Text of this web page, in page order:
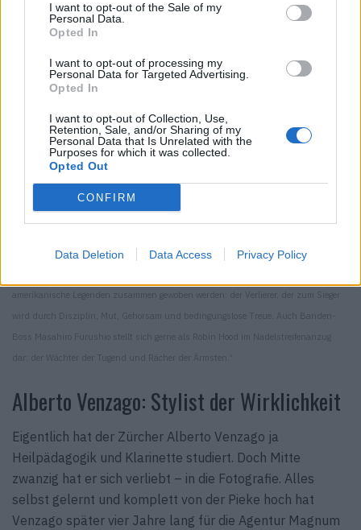
I want to opt-out of the Sale of my
Personal Data.
Opted In
I want to opt-out of processing my
Personal Data for Targeted Advertising.
Opted In
I want to opt-out of Collection, Use,
Retention, Sale, and/or Sharing of my
Personal Data that Is Unrelated with the
Purposes for which it was collected.
Opted Out
CONFIRM
Data Deletion Data Access Privacy Policy
amerikanische Legenden zusammen gewoben werden: der Verlierer, der zum Sieger
wird durch Disziplin, Mut, Gehorsam und bedingungslose Treue. Auch Banden-
Boss Masahiro Furushio stellt sich gerne als Robin Hood im Nadelstreifenanzug
dar: der Wächter der Tugend und Rächer der Ärmsten.“
Alberto Venzago: Stylist der Wirklichkeit
Eigentlich hat der Zürcher Alberto Venzago ja
Heilpädagogik und Klarinette studiert. Doch Mitte
zwanzig hat er sich verliebt – in die Fotografie. Alles
selbst gelernt und komplett von der Pieke hoch hat
Venzago später vier Jahre lang für die Agentur Magnum